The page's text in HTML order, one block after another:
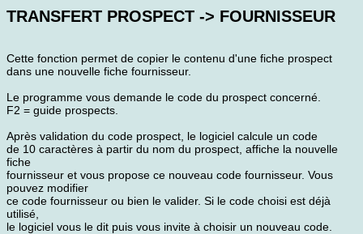
TRANSFERT PROSPECT -> FOURNISSEUR
Cette fonction permet de copier le contenu d'une fiche prospect
dans une nouvelle fiche fournisseur.
Le programme vous demande le code du prospect concerné.
F2 = guide prospects.
Après validation du code prospect, le logiciel calcule un code
de 10 caractères à partir du nom du prospect, affiche la nouvelle
fiche
fournisseur et vous propose ce nouveau code fournisseur. Vous
pouvez modifier
ce code fournisseur ou bien le valider. Si le code choisi est déjà
utilisé,
le logiciel vous le dit puis vous invite à choisir un nouveau code.